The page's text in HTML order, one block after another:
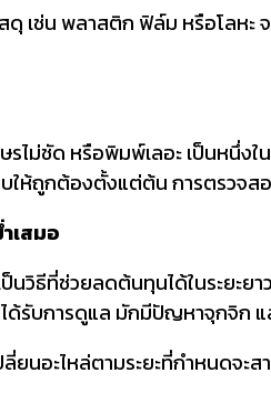
เช่น พลาสติก ฟิล์ม หรือโลหะ
ไม่ชัด หรือพิมพ์เลอะ เป็นหนึ่
บให้ถูกต้องตั้งแต่ต้น การตรว
เสมอ
วิธีที่ช่วยลดต้นทุนได้ในระยะย
รับการดูแล มักมีปัญหาจุกจิก แ
ยนอะไหล่ตามระยะที่กำหนดจ